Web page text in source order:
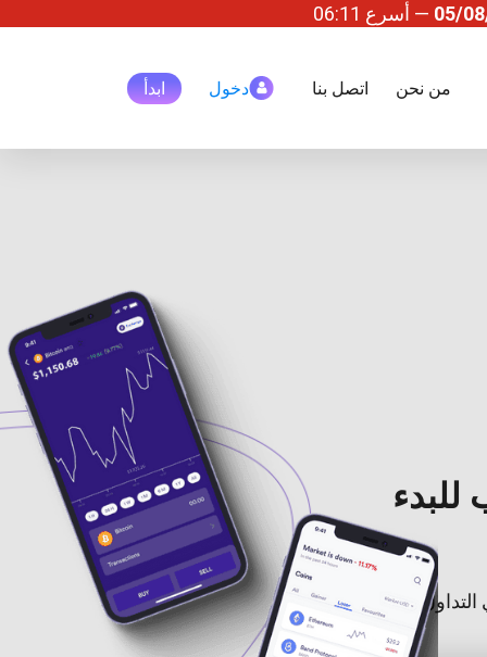
05/ — أسرع 06:11
من نحن اتصل بنا دخول ابدأ